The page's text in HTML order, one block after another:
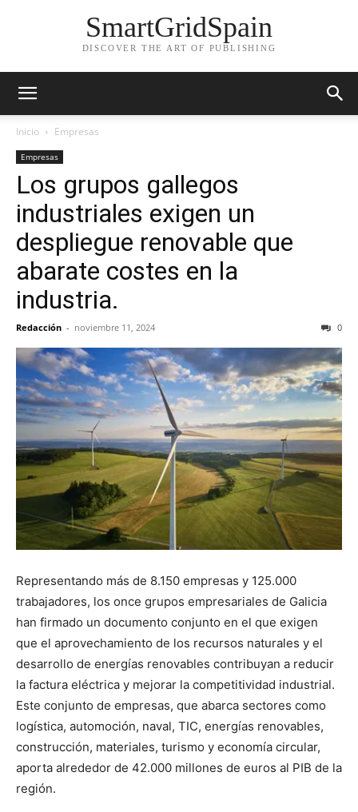
SmartGridSpain
DISCOVER THE ART OF PUBLISHING
Inicio Empresas
Empresas
Los grupos gallegos
industriales exigen un
despliegue renovable que
abarate costes en la
industria.
Redacción - noviembre 11, 2024 0
Representando más de 8.150 empresas y 125.000
trabajadores, los once grupos empresariales de Galicia
han firmado un documento conjunto en el que exigen
que el aprovechamiento de los recursos naturales y el
desarrollo de energías renovables contribuyan a reducir
la factura eléctrica y mejorar la competitividad industrial.
Este conjunto de empresas, que abarca sectores como
logística, automoción, naval, TIC, energías renovables,
construcción, materiales, turismo y economía circular,
aporta alrededor de 42.000 millones de euros al PIB de la
región.